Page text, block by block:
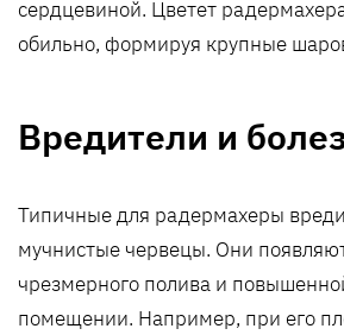
сердцевиной. Цветет
обильно, формируя крупные
Вредители и
Типичные для радермахеры
мучнистые червецы. Они
чрезмерного полива и
помещении. Например, при его